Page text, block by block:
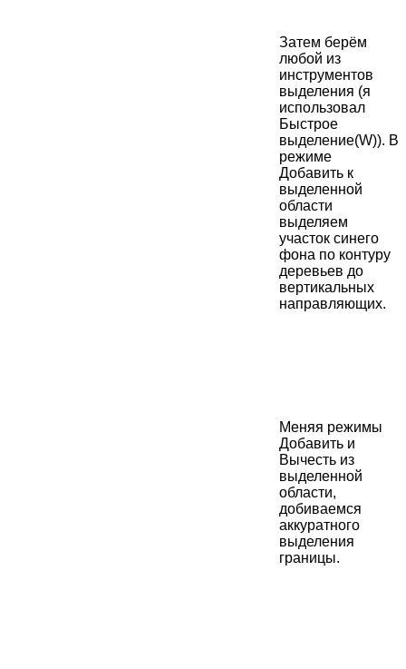
Затем берём
любой из
инструментов
выделения (я
использовал
Быстрое
выделение(W)). В
режиме
Добавить к
выделенной
области
выделяем
участок синего
фона по контуру
деревьев до
вертикальных
направляющих.
Меняя режимы
Добавить и
Вычесть из
выделенной
области,
добиваемся
аккуратного
выделения
границы.